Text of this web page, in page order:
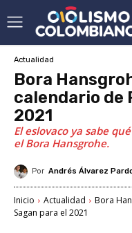
Actualidad
Bora
calendario de
2021
El eslovaco ya sabe
el Bora Hansgrohe.
Por Andrés Álvarez
Inicio Actualidad
Bora
Sagan para el 2021